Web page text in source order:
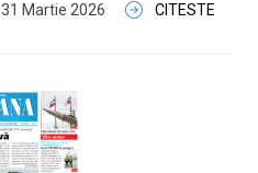
31 Martie 2026 CITESTE